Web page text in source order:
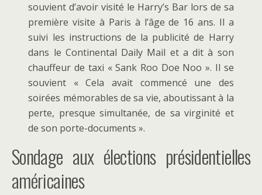
souvient d’avoir visité le Harry’s Bar lors de sa
première visite à Paris à l’âge de 16 ans. Il a
suivi les instructions de la publicité de Harry
dans le Continental Daily Mail et a dit à son
chauffeur de taxi « Sank Roo Doe Noo ». Il se
souvient « Cela avait commencé une des
soirées mémorables de sa vie, aboutissant à la
perte, presque simultanée, de sa virginité et
de son porte-documents ».
Sondage aux élections présidentielles
américaines